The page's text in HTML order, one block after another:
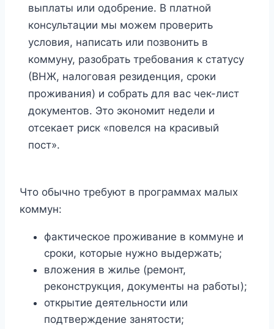
выплаты или одобрение. В платной
консультации мы можем проверить
условия, написать или позвонить в
коммуну, разобрать требования к статусу
(ВНЖ, налоговая резиденция, сроки
проживания) и собрать для вас чек-лист
документов. Это экономит недели и
отсекает риск «повелся на красивый
пост».
Что обычно требуют в программах малых
коммун:
фактическое проживание в коммуне и
сроки, которые нужно выдержать;
вложения в жилье (ремонт,
реконструкция, документы на работы);
открытие деятельности или
подтверждение занятости;